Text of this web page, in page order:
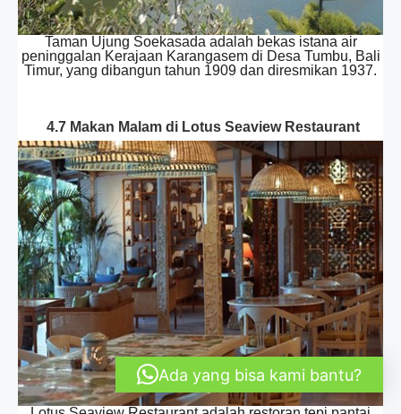
Taman Ujung Soekasada adalah bekas istana air
peninggalan Kerajaan Karangasem di Desa Tumbu, Bali
Timur, yang dibangun tahun 1909 dan diresmikan 1937.
4.7 Makan Malam di Lotus Seaview Restaurant
Ada yang bisa kami bantu?